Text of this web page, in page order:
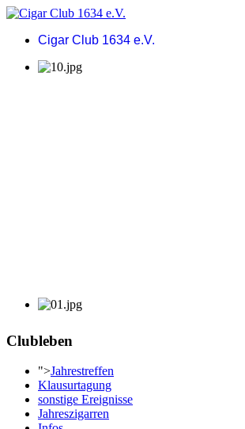
Cigar Club 1634 e.V.
Clubleben
">Jahrestreffen
Klausurtagung
sonstige Ereignisse
Jahreszigarren